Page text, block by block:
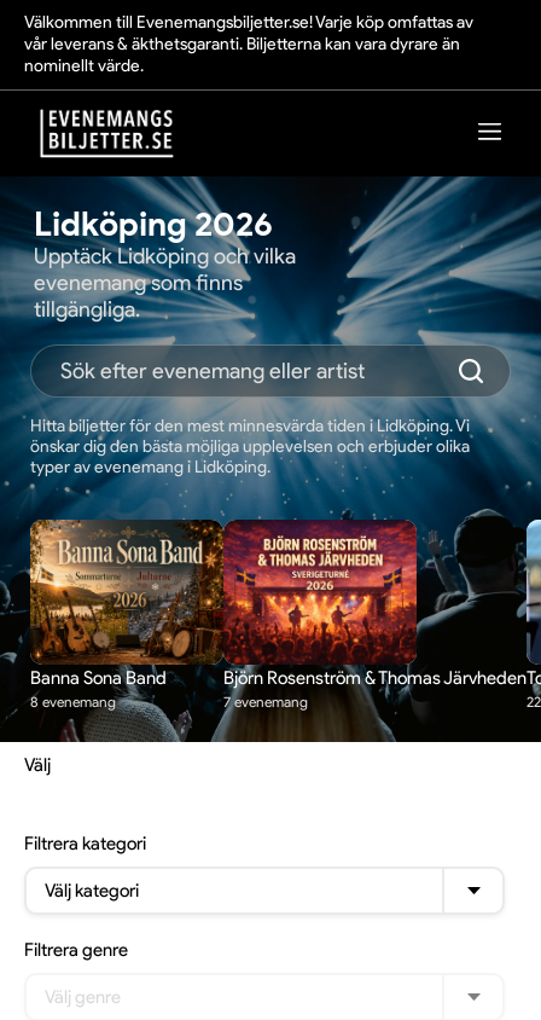
Välkommen till Evenemangsbiljetter.se! Varje köp omfattas av
vår leverans & äkthetsgaranti. Biljetterna kan vara dyrare än
nominellt värde.
Lidköping 2026
Upptäck Lidköping och vilka
evenemang som finns
tillgängliga.
Hitta biljetter för den mest minnesvärda tiden i Lidköping. Vi
önskar dig den bästa möjliga upplevelsen och erbjuder olika
typer av evenemang i Lidköping.
Banna Sona Band
8 evenemang
Björn Rosenström & Thomas Järvheden
7 evenemang
Välj
Filtrera kategori
Välj kategori
Filtrera genre
Välj genre